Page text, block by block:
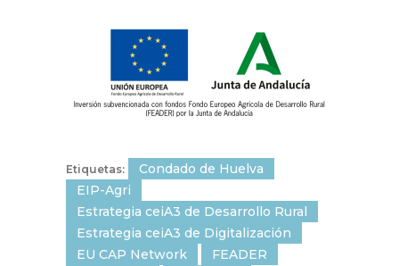
Etiquetas:
Condado de Huelva
EIP-Agri
Estrategia ceiA3 de Desarrollo Rural
Estrategia ceiA3 de Digitalización
EU CAP Network
FEADER